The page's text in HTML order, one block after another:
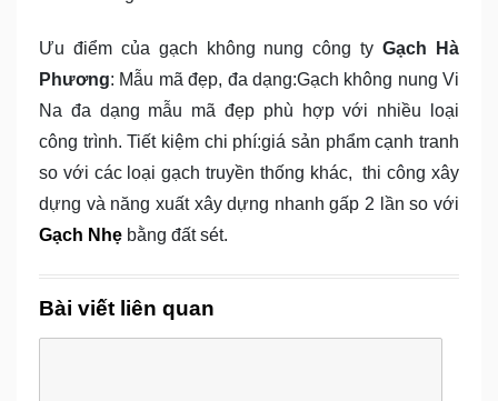
Ưu điểm của gạch không nung công tyGạch Hà
Phương: Mẫu mã đẹp, đa dạng:Gạch không nung Vi
Na đa dạng mẫu mã đẹp phù hợp với nhiều loại
công trình. Tiết kiệm chi phí:giá sản phẩm cạnh tranh
so với các loại gạch truyền thống khác, thi công xây
dựng và năng xuất xây dựng nhanh gấp 2 lần so với
Gạch Nhẹ bằng đất sét.
Bài viết liên quan